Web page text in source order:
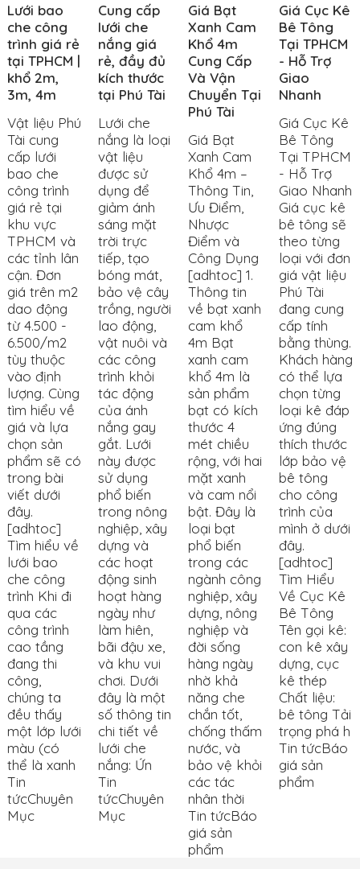
Lưới bao
che công
trình giá rẻ
tại TPHCM |
khổ 2m,
3m, 4m
Vật liệu Phú
Tài cung
cấp lưới
bao che
công trình
giá rẻ tại
khu vực
TPHCM và
các tỉnh lân
cận. Đơn
giá trên m2
dao động
từ 4.500 -
6.500/m2
tùy thuộc
vào định
lượng. Cùng
tìm hiểu về
giá và lựa
chọn sản
phẩm sẽ có
trong bài
viết dưới
đây.
[adhtoc]
Tìm hiểu về
lưới bao
che công
trình Khi đi
qua các
công trình
cao tầng
đang thi
công,
chúng ta
đều thấy
một lớp lưới
màu (có
thể là xanh
Tin
tứcChuyên
Mục
Cung cấp
lưới che
nắng giá
rẻ, đầy đủ
kích thước
tại Phú Tài
Lưới che
nắng là loại
vật liệu
được sử
dụng để
giảm ánh
sáng mặt
trời trực
tiếp, tạo
bóng mát,
bảo vệ cây
trồng, người
lao động,
vật nuôi và
các công
trình khỏi
tác động
của ánh
nắng gay
gắt. Lưới
này được
sử dụng
phổ biến
trong nông
nghiệp, xây
dựng và
các hoạt
động sinh
hoạt hàng
ngày như
làm hiên,
bãi đậu xe,
và khu vui
chơi. Dưới
đây là một
số thông tin
chi tiết về
lưới che
nắng: Ứn
Tin
tứcChuyên
Mục
Giá Bạt
Xanh Cam
Khổ 4m
Cung Cấp
Và Vận
Chuyển Tại
Phú Tài
Giá Bạt
Xanh Cam
Khổ 4m –
Thông Tin,
Ưu Điểm,
Nhược
Điểm và
Công Dụng
[adhtoc] 1.
Thông tin
về bạt xanh
cam khổ
4m Bạt
xanh cam
khổ 4m là
sản phẩm
bạt có kích
thước 4
mét chiều
rộng, với hai
mặt xanh
và cam nổi
bật. Đây là
loại bạt
phổ biến
trong các
ngành công
nghiệp, xây
dựng, nông
nghiệp và
đời sống
hàng ngày
nhờ khả
năng che
chắn tốt,
chống thấm
nước, và
bảo vệ khỏi
các tác
nhân thời
Tin tứcBáo
giá sản
phẩm
Giá Cục Kê
Bê Tông
Tại TPHCM
- Hỗ Trợ
Giao
Nhanh
Giá Cục Kê
Bê Tông
Tại TPHCM
- Hỗ Trợ
Giao Nhanh
Giá cục kê
bê tông sẽ
theo từng
loại với đơn
giá vật liệu
Phú Tài
đang cung
cấp tính
bằng thùng.
Khách hàng
có thể lựa
chọn từng
loại kê đáp
ứng đúng
thích thước
lớp bảo vệ
bê tông
cho công
trình của
mình ở dưới
đây.
[adhtoc]
Tìm Hiểu
Về Cục Kê
Bê Tông
Tên gọi kê:
con kê xây
dựng, cục
kê thép
Chất liệu:
bê tông Tải
trọng phá h
Tin tứcBáo
giá sản
phẩm